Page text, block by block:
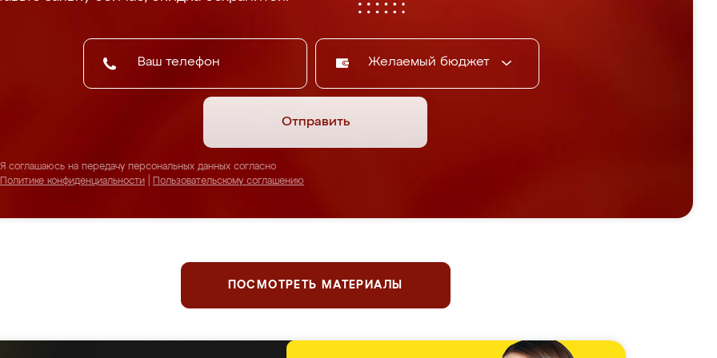
Желаемый бюджет
Отправить
Я соглашаюсь на передачу персональных данных согласно
Политике конфиденциальности
Пользовательскому соглашению
ПОСМОТРЕТЬ МАТЕРИАЛЫ